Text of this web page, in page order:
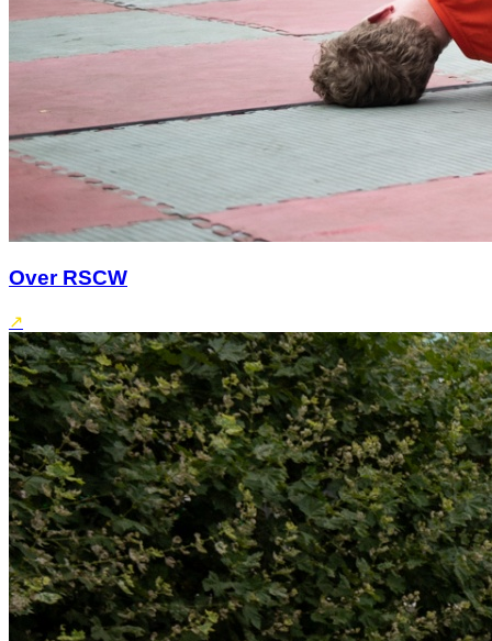
Over RSCW
↗